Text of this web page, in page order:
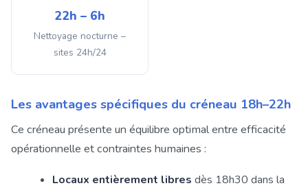
22h – 6h
Nettoyage nocturne –
sites 24h/24
Les avantages spécifiques du créneau 18h–22h
Ce créneau présente un équilibre optimal entre efficacité
opérationnelle et contraintes humaines :
Locaux entièrement libres dès 18h30 dans la